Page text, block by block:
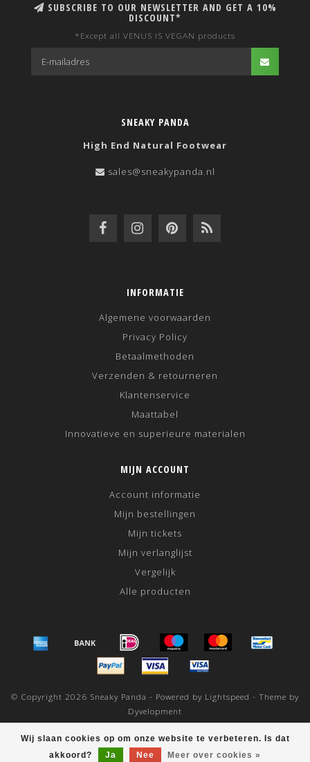
Wij slaan cookies op om onze website te verbeteren. Is dat
akkoord?
Ja Nee Meer over cookies »
SUBSCRIBE TO OUR NEWSLETTER AND GET A 10%
DISCOUNT*
*Except all VENUS IS VEGAN products
SNEAKY PANDA
High End Natural Footwear
sales@sneakypanda.nl
INFORMATIE
Algemene voorwaarden
Privacy Policy
Betaalmethoden
Verzenden & retourneren
Klantenservice
Maattabel
Innovatieve en superieure materialen
MIJN ACCOUNT
Account informatie
Mijn bestellingen
Mijn tickets
Mijn verlanglijst
Vergelijk
Alle producten
© Copyright 2026 Sneaky Panda - Powered by Lightspeed - Theme by
Dyvelopment
scores a klantbeoordelingen at